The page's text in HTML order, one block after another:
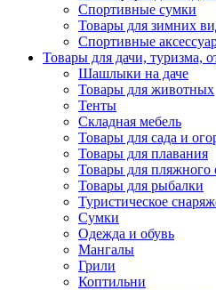
Спортивные сумки
Товары для зимних
Спортивные
Товары для дачи, туризма,
Шашлыки на даче
Товары для животных
Тенты
Складная мебель
Товары для сада и
Товары для плавания
Товары для пляжного
Товары для рыбалки
Туристическое
Сумки
Одежда и обувь
Мангалы
Грили
Коптильни